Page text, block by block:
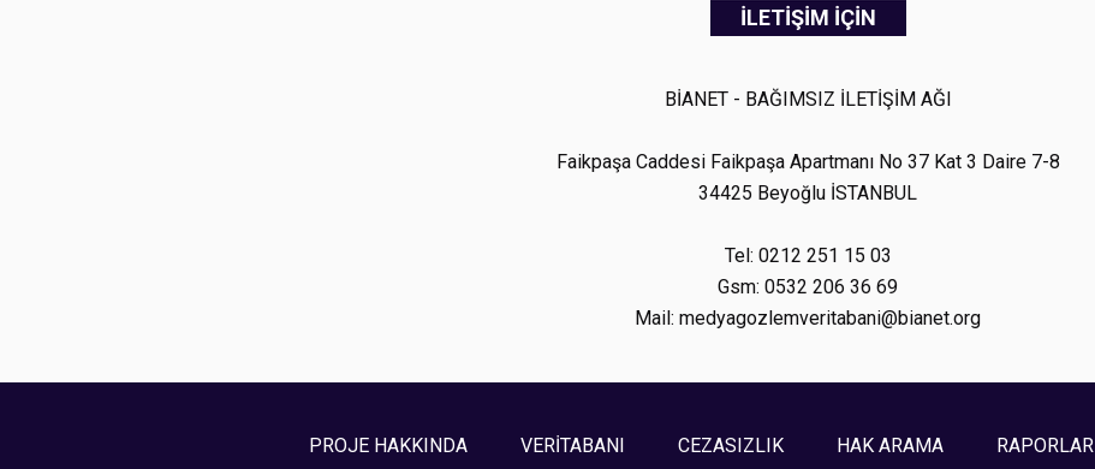
İLETİŞİM İÇİN
BİANET - BAĞIMSIZ İLETİŞİM AĞI
Faikpaşa Caddesi Faikpaşa Apartmanı No 37 Kat 3 Daire 7-8
34425 Beyoğlu İSTANBUL
Tel: 0212 251 15 03
Gsm: 0532 206 36 69
Mail: medyagozlemveritabani@bianet.org
PROJE HAKKINDA VERİTABANI CEZASIZLIK HAK ARAMA RAPORLAR